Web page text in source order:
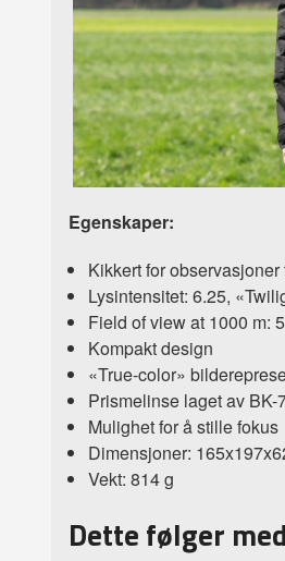
Egenskaper:
Kikkert for
Lysintensitet: 6.25,
Field of view at 1000 m:
Kompakt design
«True-color»
Prismelinse laget av BK-
Mulighet for å stille fokus
Dimensjoner:
Vekt: 814 g
Dette følger